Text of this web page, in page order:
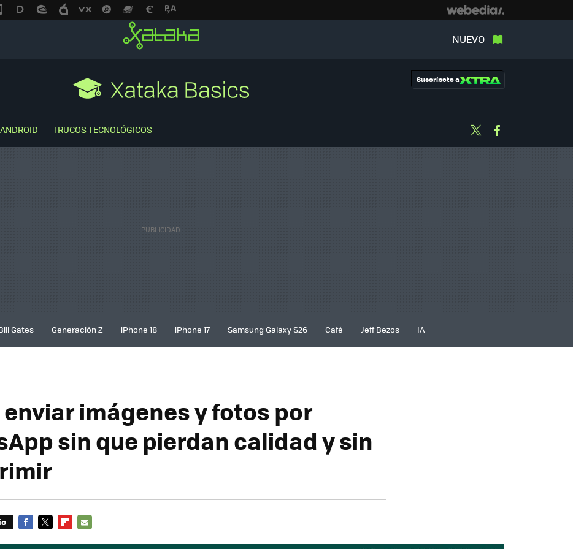
NUEVO
Suscríbete a
ANDROID TRUCOS TECNOLÓGICOS Twitter
Gates Generación Z iPhone 18 iPhone 17 Samsung Galaxy S26 Café Jeff Bezos IA
enviar imágenes y fotos por
sin que pierdan calidad y sin